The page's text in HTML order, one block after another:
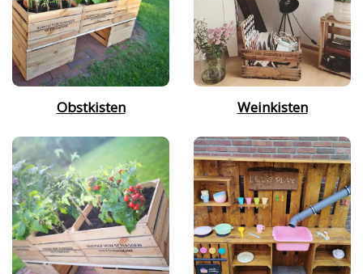
Obstkisten Weinkisten